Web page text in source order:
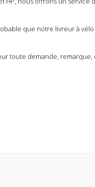
que notre livreur à
toute demande, remarque,